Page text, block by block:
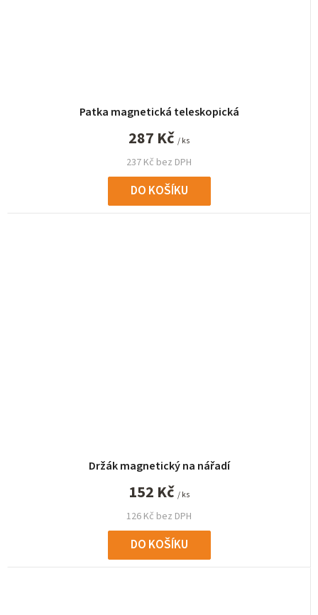
Patka magnetická teleskopická
237 Kč bez DPH
287 Kč / ks
DO KOŠÍKU
Držák magnetický na nářadí
126 Kč bez DPH
152 Kč / ks
DO KOŠÍKU